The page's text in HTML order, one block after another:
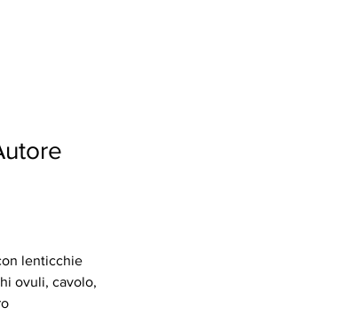
lenticchie
ovuli, cavolo,